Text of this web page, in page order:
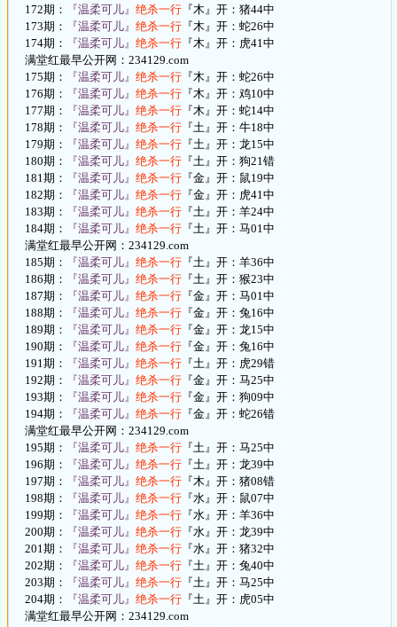
172期：
『温柔可儿』 绝杀一行 『木』开：猪44中
173期：
『温柔可儿』 绝杀一行 『木』开：蛇26中
174期：
『温柔可儿』 绝杀一行 『木』开：虎41中
满堂红最早公开网：234129.com
175期：
『温柔可儿』 绝杀一行 『木』开：蛇26中
176期：
『温柔可儿』 绝杀一行 『木』开：鸡10中
177期：
『温柔可儿』 绝杀一行 『木』开：蛇14中
178期：
『温柔可儿』 绝杀一行 『土』开：牛18中
179期：
『温柔可儿』 绝杀一行 『土』开：龙15中
180期：
『温柔可儿』 绝杀一行 『土』开：狗21错
181期：
『温柔可儿』 绝杀一行 『金』开：鼠19中
182期：
『温柔可儿』 绝杀一行 『金』开：虎41中
183期：
『温柔可儿』 绝杀一行 『土』开：羊24中
184期：
『温柔可儿』 绝杀一行 『土』开：马01中
满堂红最早公开网：234129.com
185期：
『温柔可儿』 绝杀一行 『土』开：羊36中
186期：
『温柔可儿』 绝杀一行 『土』开：猴23中
187期：
『温柔可儿』 绝杀一行 『金』开：马01中
188期：
『温柔可儿』 绝杀一行 『金』开：兔16中
189期：
『温柔可儿』 绝杀一行 『金』开：龙15中
190期：
『温柔可儿』 绝杀一行 『金』开：兔16中
191期：
『温柔可儿』 绝杀一行 『土』开：虎29错
192期：
『温柔可儿』 绝杀一行 『金』开：马25中
193期：
『温柔可儿』 绝杀一行 『金』开：狗09中
194期：
『温柔可儿』 绝杀一行 『金』开：蛇26错
满堂红最早公开网：234129.com
195期：
『温柔可儿』 绝杀一行 『土』开：马25中
196期：
『温柔可儿』 绝杀一行 『土』开：龙39中
197期：
『温柔可儿』 绝杀一行 『木』开：猪08错
198期：
『温柔可儿』 绝杀一行 『水』开：鼠07中
199期：
『温柔可儿』 绝杀一行 『水』开：羊36中
200期：
『温柔可儿』 绝杀一行 『水』开：龙39中
201期：
『温柔可儿』 绝杀一行 『水』开：猪32中
202期：
『温柔可儿』 绝杀一行 『土』开：兔40中
203期：
『温柔可儿』 绝杀一行 『土』开：马25中
204期：
『温柔可儿』 绝杀一行 『土』开：虎05中
满堂红最早公开网：234129.com